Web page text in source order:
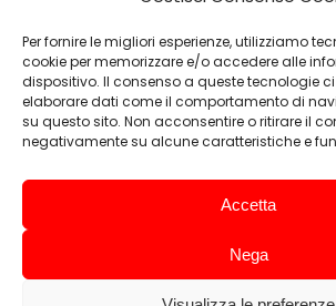
Per fornire le migliori esperienze, utilizziamo
cookie per memorizzare e/o accedere alle
dispositivo. Il consenso a queste tecnologie
elaborare dati come il comportamento di
su questo sito. Non acconsentire o ritirare il
negativamente su alcune caratteristiche e
Accetta
Nega
Ass. Ascona-Locarno
Casella Postale 15 6648
Email:info@ascona-